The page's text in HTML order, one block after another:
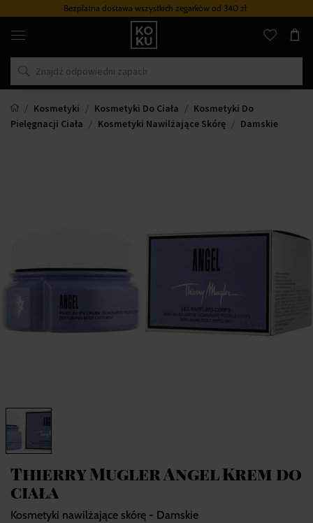
Bezpłatna dostawa wszystkich zegarkówod 340 zł
Oryginalne
perfumy
zegarki
w
miejscu
Kosmetyki
Kosmetyki Do Ciała
Kosmetyki Do
Pielęgnacji Ciała
Kosmetyki Nawilżające Skórę Damskie
Thierry Mugler Angel Krem do
ciała
Kosmetyki nawilżające skórę - Damskie